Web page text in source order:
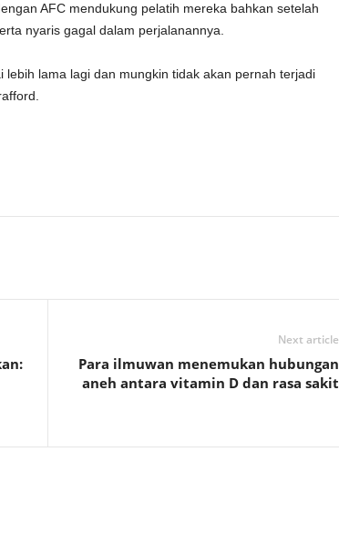
AFC mendukung pelatih mereka bahkan setelah
nyaris gagal dalam perjalanannya.
lama lagi dan mungkin tidak akan pernah terjadi
Next article
Para ilmuwan menemukan hubungan
aneh antara vitamin D dan rasa sakit